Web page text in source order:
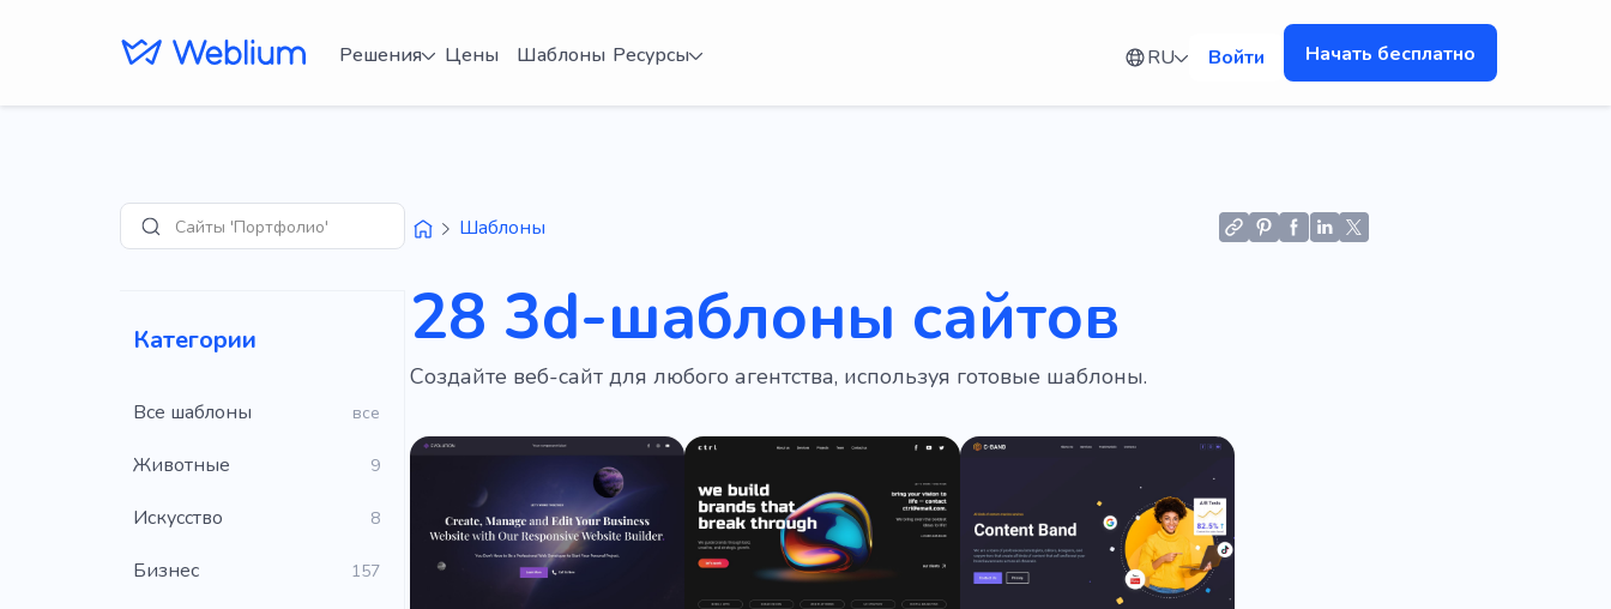
Решения Цены Шаблоны Ресурсы RU Войти Начать бесплатно
ПоискСайты 'Портфолио'
Категории
Все шаблоны все
Животные 9
Искусство 8
Бизнес 157
Шаблоны
28 3d-шаблоны сайтов
Создайте веб-сайт для любого агентства, используя готовые шаблоны.